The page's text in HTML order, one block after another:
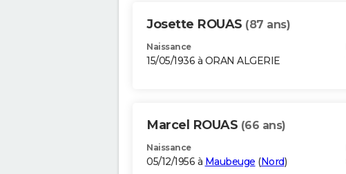
Josette ROUAS (87 ans)
Naissance
15/05/1936 à ORAN ALGERIE
Marcel ROUAS (66 ans)
Naissance
05/12/1956 à Maubeuge (Nord)